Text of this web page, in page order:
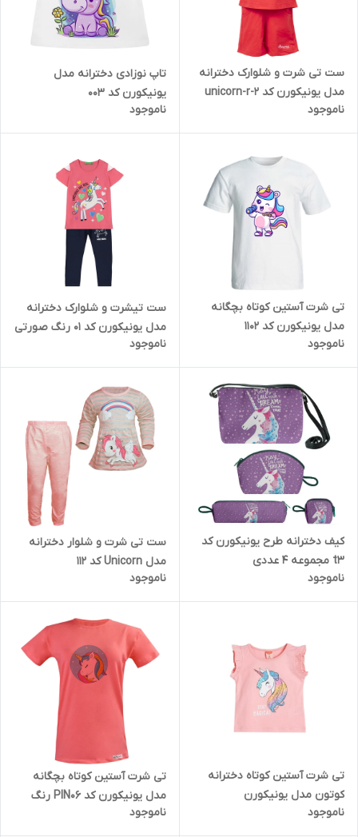
ست تی شرت و شلوارک دخترانه
مدل یونیکورن کد unicorn-r-2
ناموجود
تاپ نوزادی دخترانه مدل
یونیکورن کد 003
ناموجود
تی شرت آستین کوتاه بچگانه
مدل یونیکورن کد 1102
ناموجود
ست تیشرت و شلوارک دخترانه
مدل یونیکورن کد 01 رنگ صورتی
ناموجود
کیف دخترانه طرح یونیکورن کد
t3 مجموعه 4 عددی
ناموجود
ست تی شرت و شلوار دخترانه
مدل Unicorn کد 112
ناموجود
تی شرت آستین کوتاه دخترانه
کوتون مدل یونیکورن
ناموجود
تی شرت آستین کوتاه بچگانه
مدل یونیکورن کد PIN06 رنگ
گلبهی
ناموجود